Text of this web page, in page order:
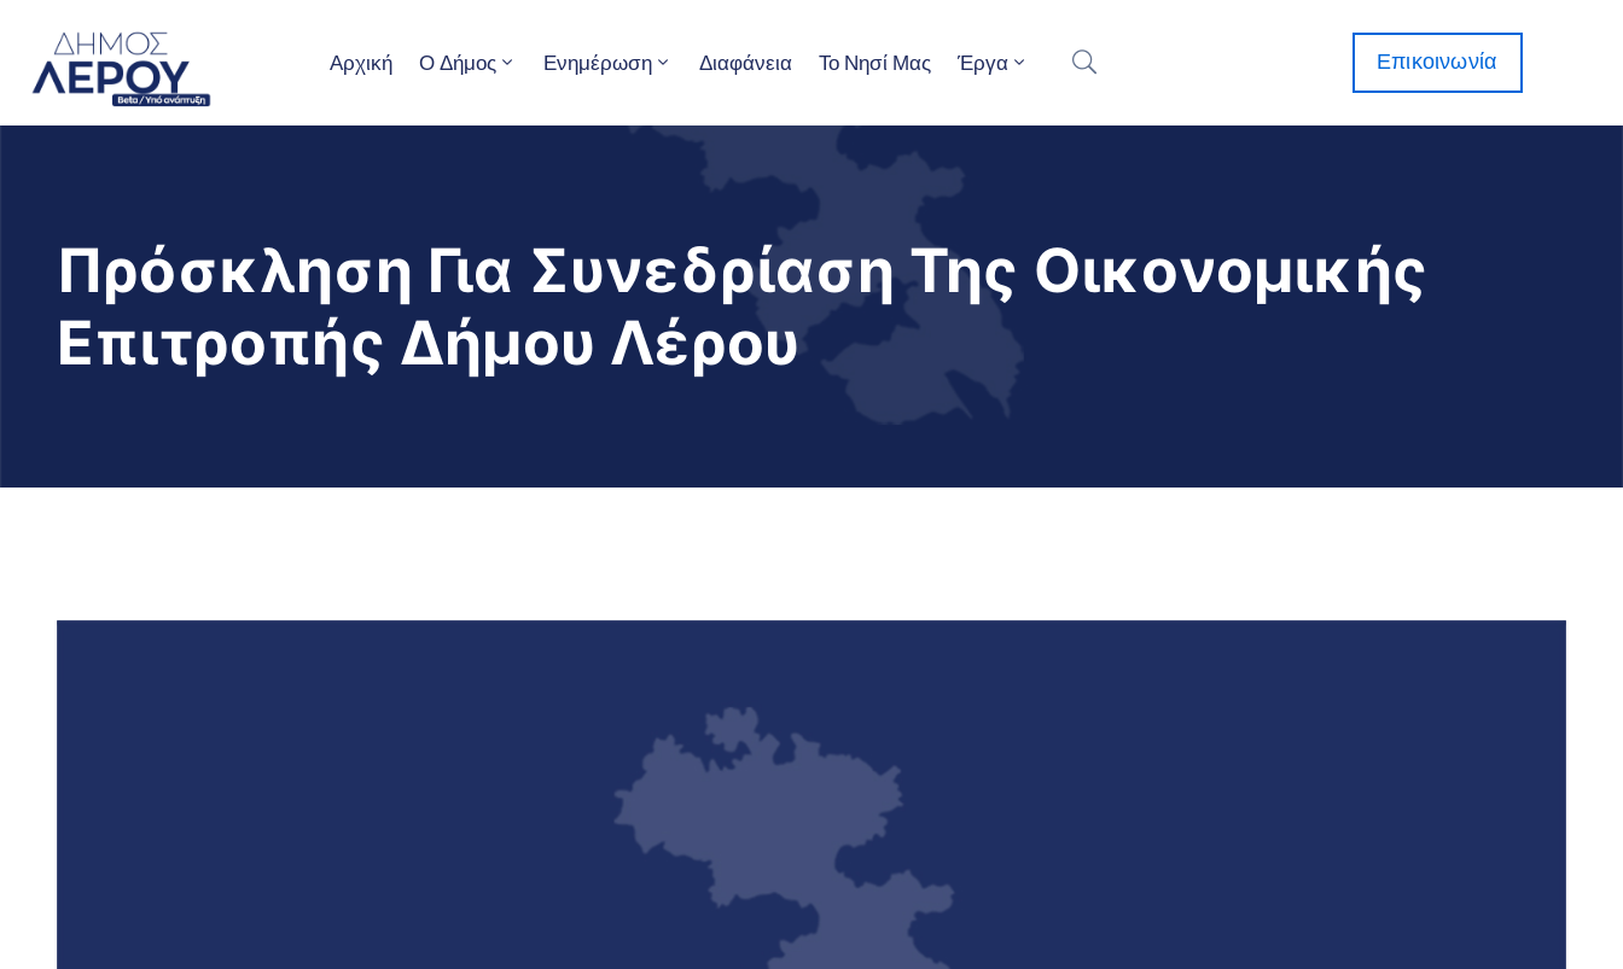
Αρχική Ο Δήμος Ενημέρωση Διαφάνεια Το Νησί Μας Έργα Επικοινωνία
Πρόσκληση Για Συνεδρίαση Της Οικονομικής
Επιτροπής Δήμου Λέρου